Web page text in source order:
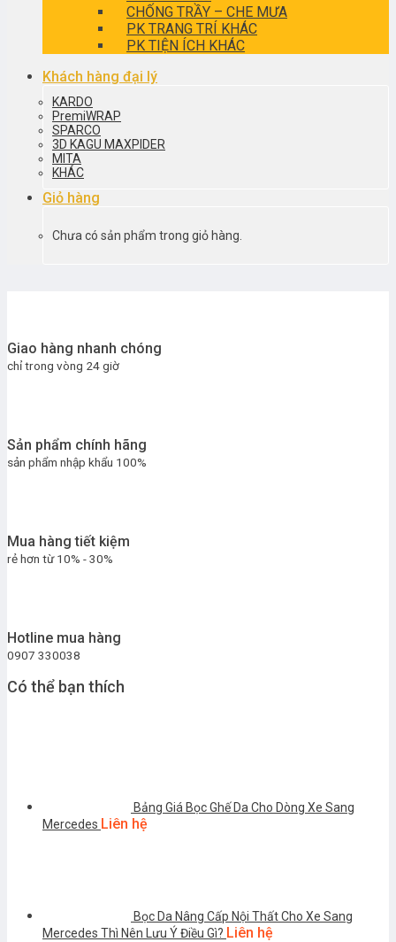
CHỐNG TRẦY – CHE MƯA
PK TRANG TRÍ KHÁC
PK TIỆN ÍCH KHÁC
Khách hàng đại lý
KARDO
PremiWRAP
SPARCO
3D KAGU MAXPIDER
MITA
KHÁC
Giỏ hàng
Chưa có sản phẩm trong giỏ hàng.
Giao hàng nhanh chóng
chỉ trong vòng 24 giờ
Sản phẩm chính hãng
sản phẩm nhập khẩu 100%
Mua hàng tiết kiệm
rẻ hơn từ 10% - 30%
Hotline mua hàng
0907 330038
Có thể bạn thích
Bảng Giá Bọc Ghế Da Cho Dòng Xe Sang
Mercedes Liên hệ
Bọc Da Nâng Cấp Nội Thất Cho Xe Sang
Mercedes Thì Nên Lưu Ý Điều Gì? Liên hệ